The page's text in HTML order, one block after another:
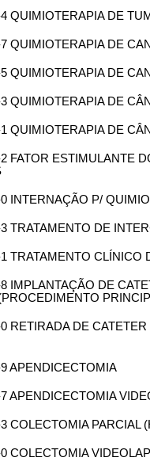
QUIMIOTERAPIA DE
QUIMIOTERAPIA DE
QUIMIOTERAPIA DE
QUIMIOTERAPIA DE
QUIMIOTERAPIA DE
FATOR ESTIMULANTE
INTERNAÇÃO P/
TRATAMENTO DE
TRATAMENTO CLÍNICO
IMPLANTAÇÃO DE
RETIRADA DE
APENDICECTOMIA
APENDICECTOMIA
COLECTOMIA PARCIAL
COLECTOMIA